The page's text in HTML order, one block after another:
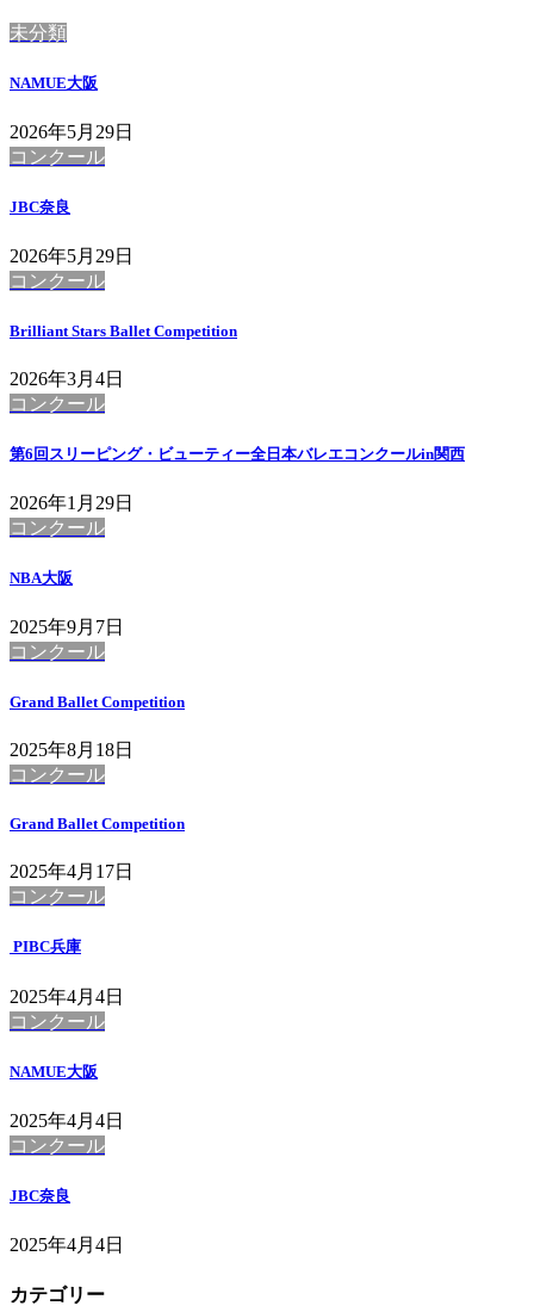
ジ
送
り
未分類
NAMUE大阪
2026年5月29日
コンクール
JBC奈良
2026年5月29日
コンクール
Brilliant Stars Ballet Competition
2026年3月4日
コンクール
第6回スリーピング・ビューティー全日本バレエコンクールin関西
2026年1月29日
コンクール
NBA大阪
2025年9月7日
コンクール
Grand Ballet Competition
2025年8月18日
コンクール
Grand Ballet Competition
2025年4月17日
コンクール
PIBC兵庫
2025年4月4日
コンクール
NAMUE大阪
2025年4月4日
コンクール
JBC奈良
2025年4月4日
カテゴリー